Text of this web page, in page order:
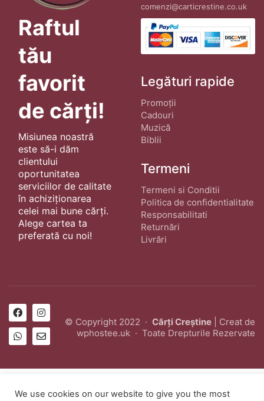
Raftul
tău
favorit
de cărți!
Misiunea noastră
este să-i dăm
clientului
oportunitatea
serviciilor de calitate
în achiziționarea
celei mai bune cărți.
Alege cartea ta
preferată cu noi!
comenzi@carticrestine.co.uk
Legături rapide
Promoții
Cadouri
Muzică
Biblii
Termeni
Termeni si Conditii
Politica de confidentialitate
Responsabilitati
Returnări
Livrări
© Copyright 2022 · Cărți Creștine | Creat de
wphostee.uk · Toate Drepturile Rezervate
We use cookies on our website to give you the most